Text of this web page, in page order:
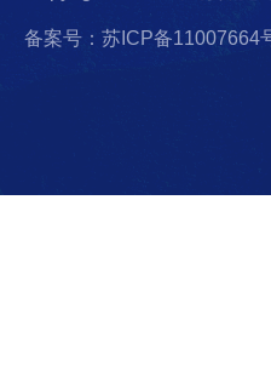
备案号：苏ICP备11007664